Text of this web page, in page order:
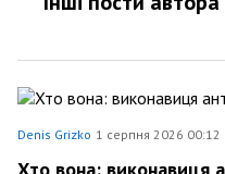
Denis Grizko 1 серпня 2026 00:12